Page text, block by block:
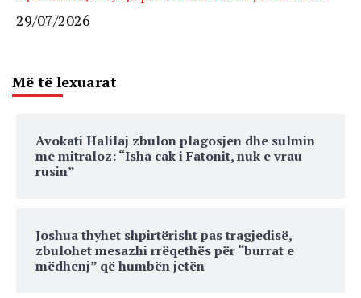
29/07/2026
Më të lexuarat
Avokati Halilaj zbulon plagosjen dhe sulmin
me mitraloz: “Isha cak i Fatonit, nuk e vrau
rusin”
Joshua thyhet shpirtërisht pas tragjedisë,
zbulohet mesazhi rrëqethës për “burrat e
mëdhenj” që humbën jetën